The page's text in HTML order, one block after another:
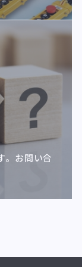
お問い合